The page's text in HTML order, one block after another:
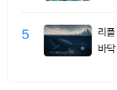
5
리
바